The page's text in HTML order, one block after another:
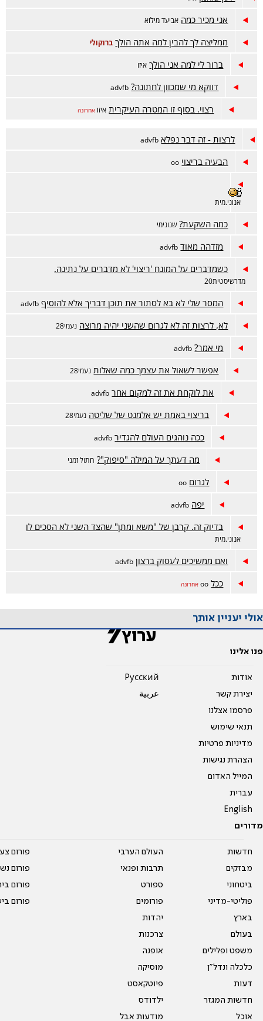
אני מכיר כמה אביעד מילוא
ממליצה לך להבין למה אתה הולך ברוקולי
ברור לי למה אני הולך איזו
דווקא מי שמכוון לחתונה? advfb
רצוי. בסוף זו המטרה העיקרית איזו אחרונה
לרצות - זה דבר נפלא advfb
הבעיה בריצוי oo
אנוני.מית
כמה השקעת? שנונימי
מזדהה מאוד advfb
כשמדברים על המונח 'ריצוי' לא מדברים על נתינה.
מדרשיסטית20
המסר שלי לא בא לסתור את תוכן דבריך אלא להוסיף advfb
לא, לרצות זה לא לגרום שהשני יהיה מרוצה נעמי28
מי אמר? advfb
אפשר לשאול את עצמך כמה שאלות נעמי28
את לוקחת את זה למקום אחר advfb
בריצוי באמת יש אלמנט של שליטה נעמי28
ככה נוהגים העולם להגדיר advfb
מה דעתך על המילה "סיפוק"? חתול זמני
לגרום oo
יפה advfb
בדיוק זה. קרבן של "משא ומתן" שהצד השני לא הסכים לו
אנוני.מית
ואם ממשיכים לעסוק ברצון advfb
ככל oo אחרונה
אולי יעניין אותך
פנו אלינו
אודות
יצירת קשר
פרסמו אצלנו
תנאי שימוש
מדיניות פרטיות
הצהרת נגישות
המייל האדום
עברית
English
Pусский
عربية
מדורים
חדשות
מבזקים
ביטחוני
פוליטי-מדיני
בארץ
בעולם
משפט ופלילים
כלכלה ונדל"ן
דעות
חדשות המגזר
אוכל
העולם הערבי
תרבות ופנאי
ספורט
פורומים
יהדות
צרכנות
אופנה
מוסיקה
פיוטקאסט
ילדודס
מודעות אבל
פורום
פורום
פורום
פורום